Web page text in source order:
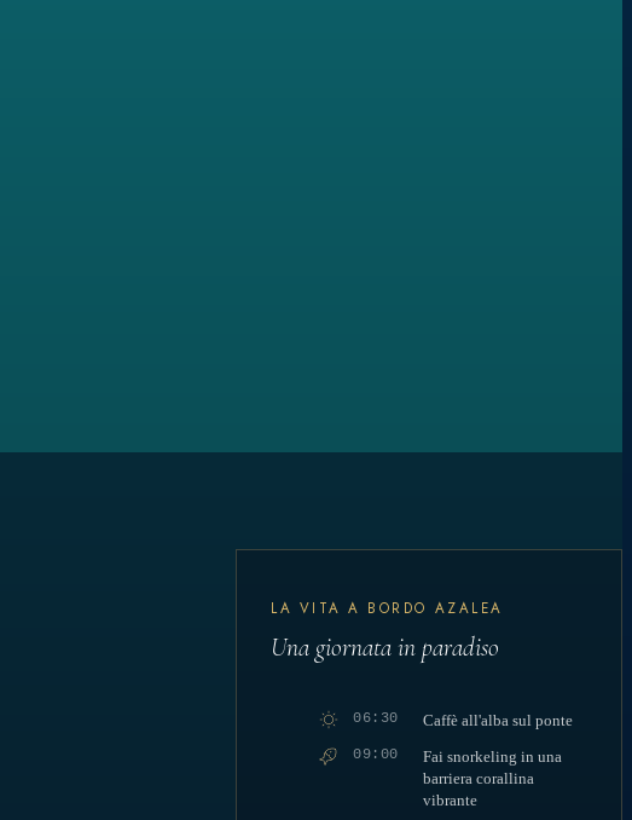
LA VITA A BORDO AZALEA
Una giornata in paradiso
06:30 Caffè all'alba sul ponte
09:00
Fai snorkeling in una
barriera corallina
vibrante